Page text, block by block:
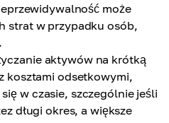
może
strat w przypadku osób,
aktywów na krótką
kosztami odsetkowymi,
w czasie, szczególnie jeśli
długi okres, a większe